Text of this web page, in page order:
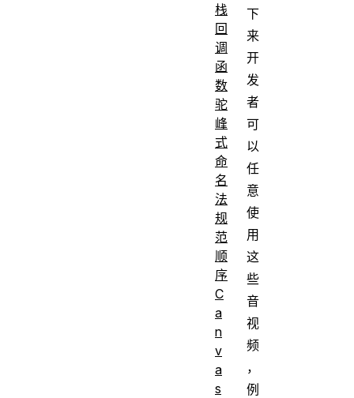
下
来
开
发
者
可
以
任
意
使
用
这
些
音
视
频
，
例
栈
回
调
函
数
驼
峰
式
命
名
法
规
范
顺
序
C
a
n
v
a
s